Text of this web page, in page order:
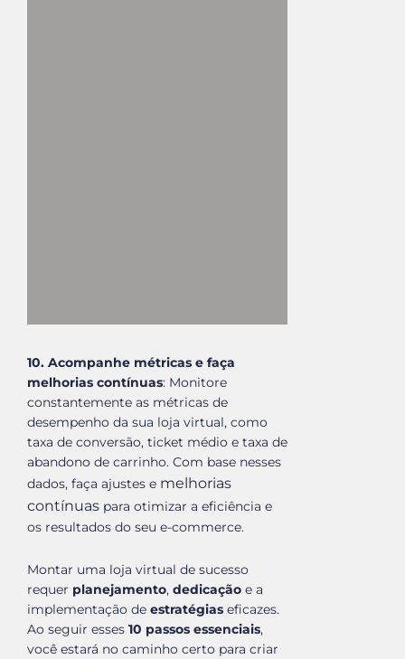
10. Acompanhe métricas e faça
melhorias contínuas: Monitore
constantemente as métricas de
desempenho da sua loja virtual, como
taxa de conversão, ticket médio e taxa de
abandono de carrinho. Com base nesses
dados, faça ajustes e melhorias
contínuas para otimizar a eficiência e
os resultados do seu e-commerce.
Montar uma loja virtual de sucesso
requer planejamento, dedicação e a
implementação de estratégias eficazes.
Ao seguir esses 10 passos essenciais,
você estará no caminho certo para criar